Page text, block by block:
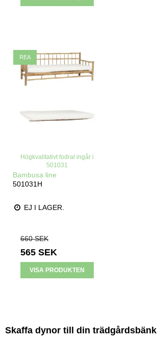
REA
Högkvalitativt fodral ingår i
501031
Bambusa line
501031H
EJ I LAGER.
660 SEK
565 SEK
VISA PRODUKTEN
Skaffa dynor till din trädgårdsbänk